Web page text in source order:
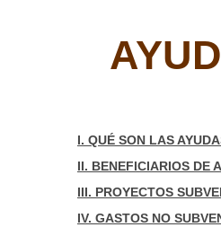
I. QUÉ SON LAS
II. BENEFICIARIOS DE
III. PROYECTOS
IV. GASTOS NO